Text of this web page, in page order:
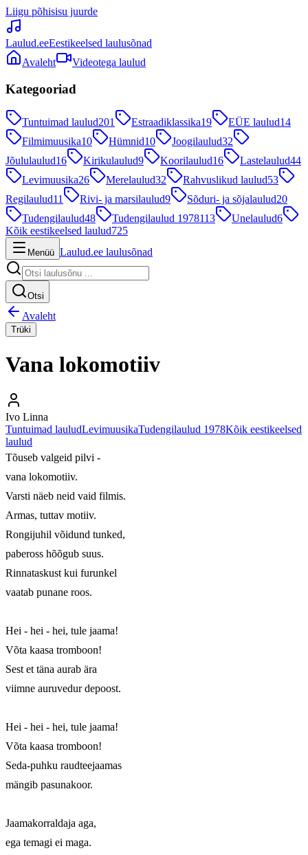
Liigu põhisisu juurde
Laulud.eeEestikeelsed laulusõnad
Avaleht
Videotega laulud
Kategooriad
Tuntuimad laulud201 Estraadiklassika19 EÜE laulud14
Filmimuusika10 Hümnid10 Joogilaulud32
Jõululaulud16 Kirikulaulud9 Koorilaulud16 Lastelaulud44
Levimuusika26 Merelaulud32 Rahvuslikud laulud53
Regilaulud11 Rivi- ja marsilaulud9 Sõduri- ja sõjalaulud20
Tudengilaulud48 Tudengilaulud 1978113 Unelaulud6
Kõik eestikeelsed laulud725
Menüü Laulud.ee laulusõnad
Otsi
Avaleht
Trüki
Vana lokomotiiv
Ivo Linna
Tuntuimad lauludLevimuusikaTudengilaulud 1978Kõik eestikeelsed
laulud
Tõuseb valgeid pilvi -
vana lokomotiiv.
Varsti näeb neid vaid filmis.
Armas, tuttav motiiv.
Rongijuhil võidund tunked,
pabeross hõõgub suus.
Rinnataskust kui furunkel
vaatab punane roos.
Hei - hei - hei, tule jaama!
Võta kaasa tromboon!
Sest et täna aurab ära
viimne auruvedur depoost.
Hei - hei - hei, tule jaama!
Võta kaasa tromboon!
Seda-puhku raudteejaamas
mängib pasunakoor.
Jaamakorraldaja aga,
ega temagi ei maga.